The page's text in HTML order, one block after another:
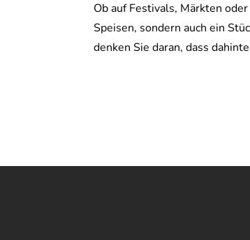
Ob auf Festivals, Märkten
Speisen, sondern auch ein
denken Sie daran, dass